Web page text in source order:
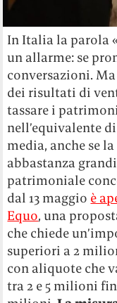
In Italia la parola
un allarme: se
conversazioni.
dei risultati di
tassare i
nell’equivalente
media, anche se
abbastanza
patrimoniale
dal 13 maggio è
Equo, una
che chiede
superiori a 2
con aliquote che
tra 2 e 5 milioni